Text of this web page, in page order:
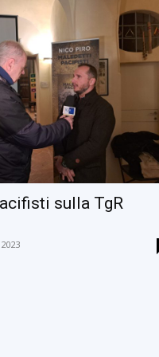
sulla TgR